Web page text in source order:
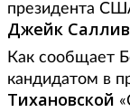
президента
Джейк
Как сообщает
кандидатом в
Тихановской